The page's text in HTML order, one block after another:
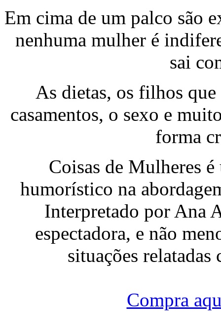
Em cima de um palco são
nenhuma mulher é
sai
As dietas, os filhos
casamentos, o sexo e
forma
Coisas de Mulheres
humorístico na
Interpretado por Ana
espectadora, e não
situações
Compra